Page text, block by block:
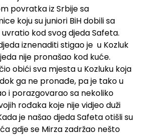
povratka iz Srbije sa
koju su juniori BiH dobili sa
uvratio kod svog djeda Safeta.
iznenaditi stigao je u Kozluk
nije pronašao kod kuće.
obići sva mjesta u Kozluku koja
ga ne pronađe, pa je tako u
i porazgovarao sa nekoliko
rođaka koje nije vidjeo duži
je našao djeda Safeta otišli su
gdje se Mirza zadržao nešto